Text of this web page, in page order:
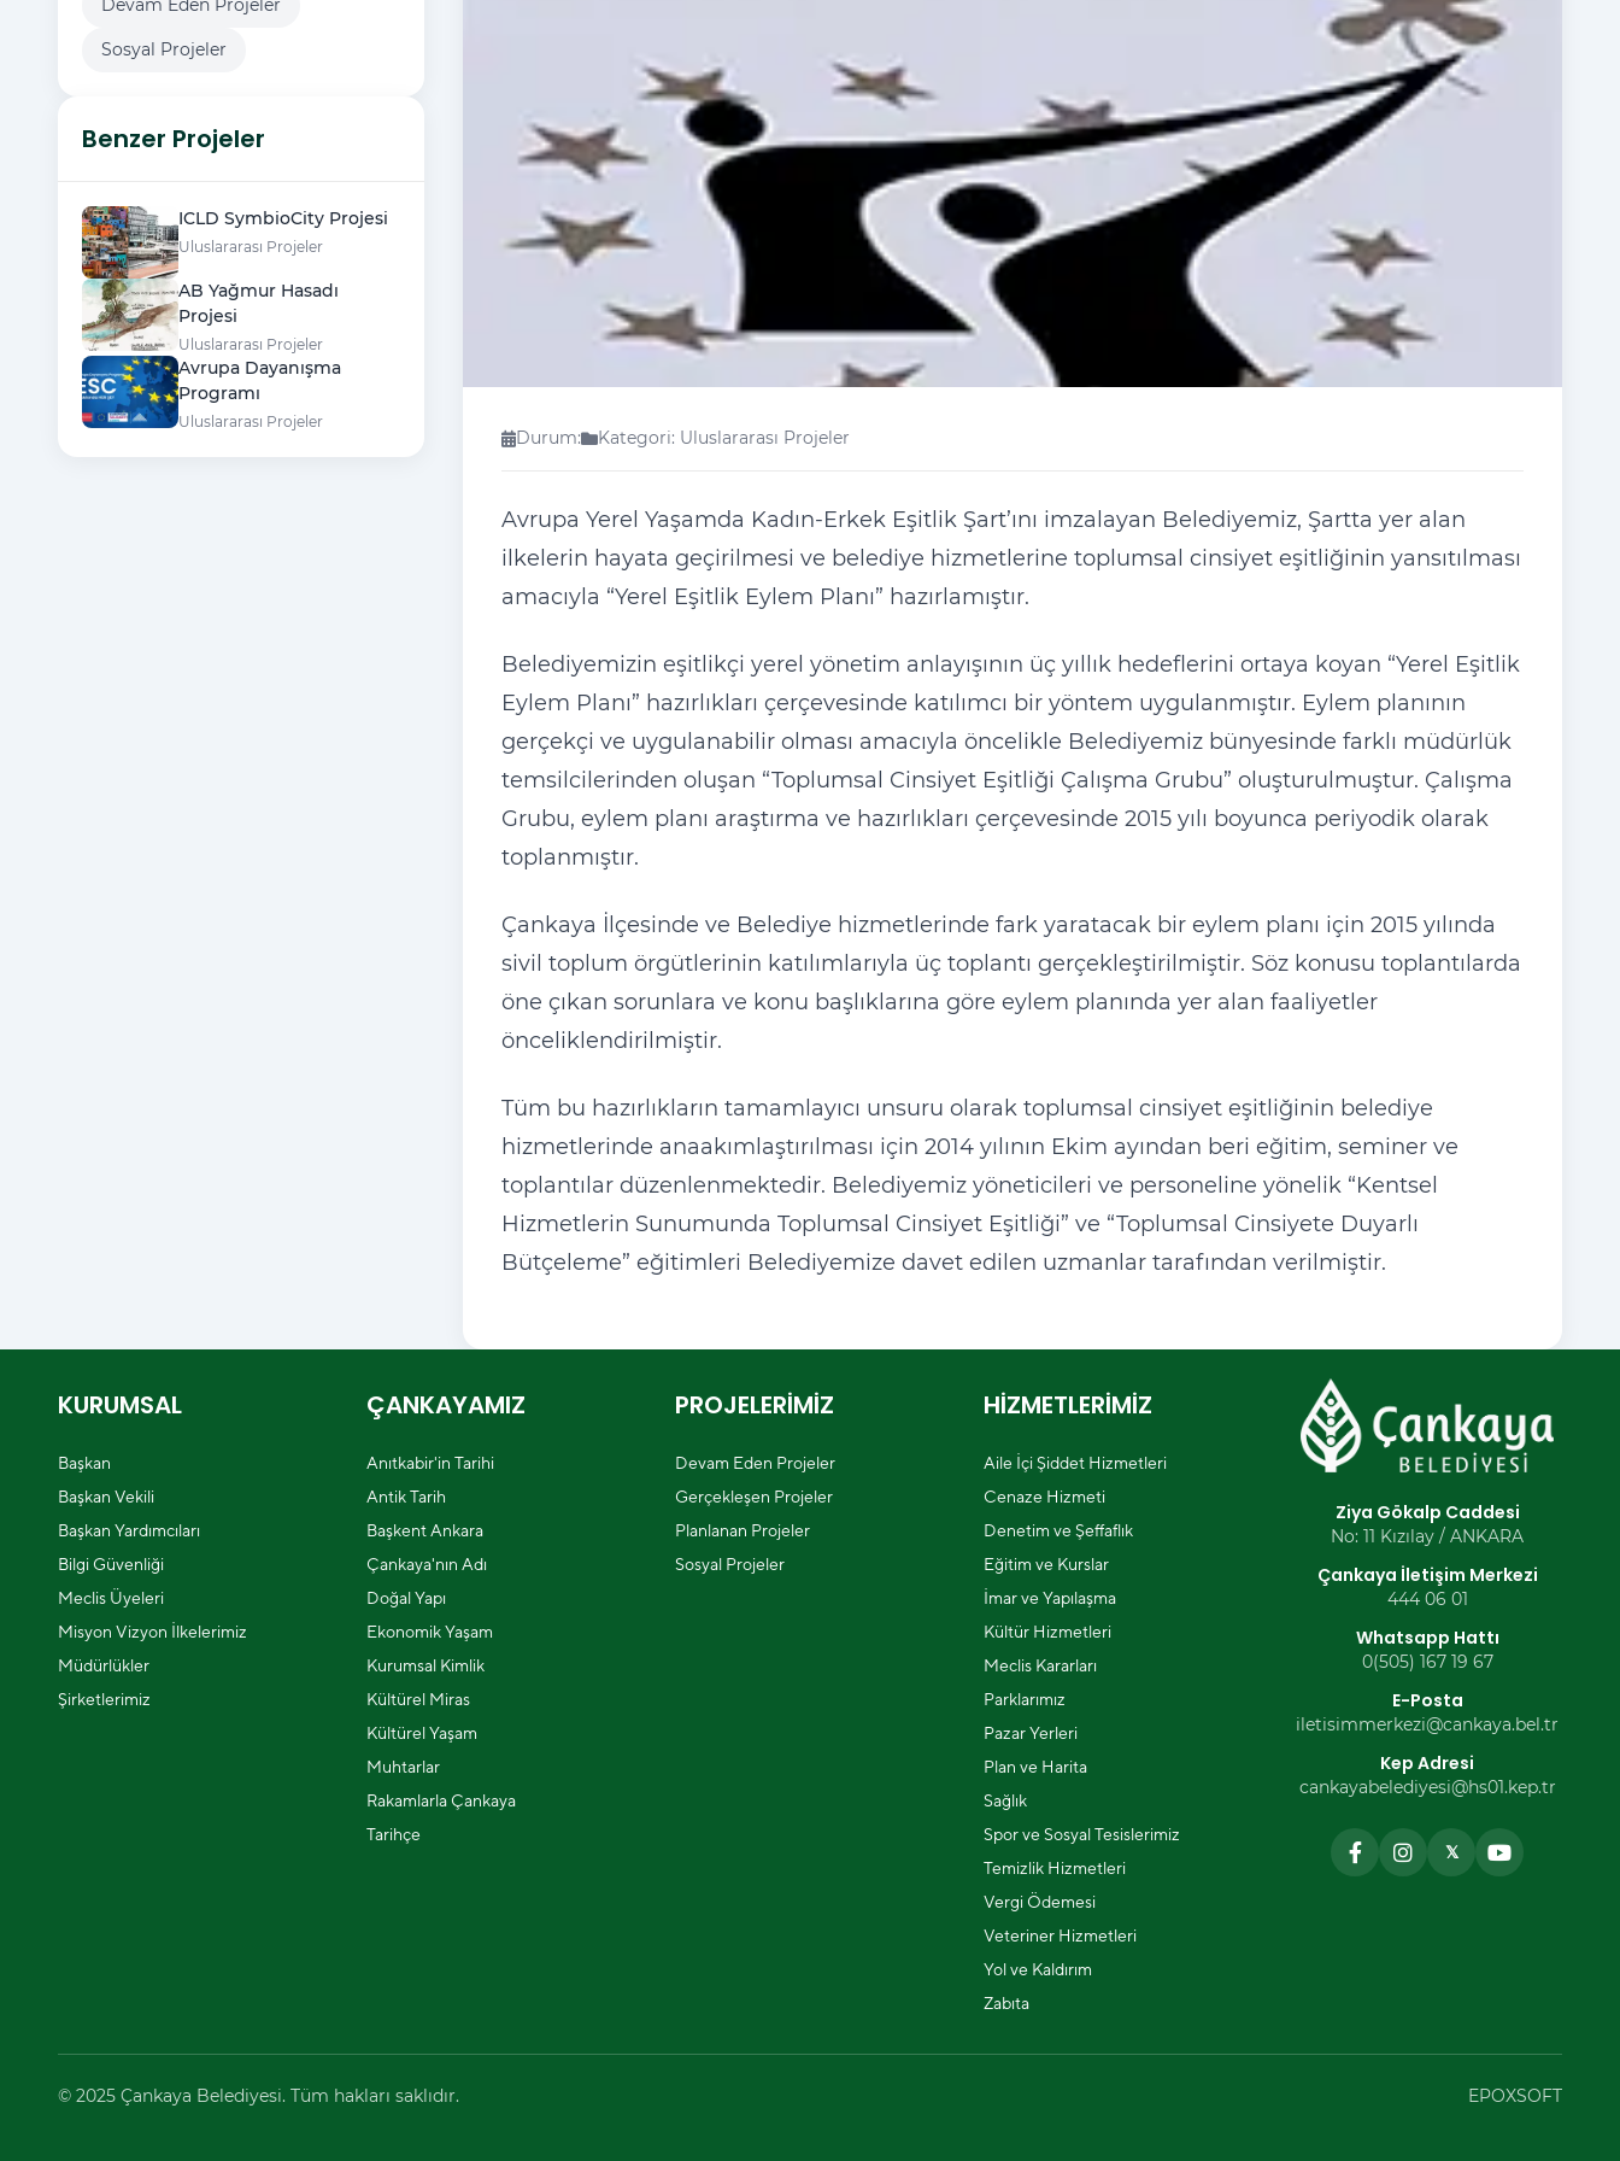
Devam Eden Projeler
Sosyal Projeler
Benzer Projeler
ICLD SymbioCity Projesi
Uluslararası Projeler
AB Yağmur Hasadı
Projesi
Uluslararası Projeler
Avrupa Dayanışma
Programı
Uluslararası Projeler
Durum: Kategori: Uluslararası Projeler
Avrupa Yerel Yaşamda Kadın-Erkek Eşitlik Şart’ını imzalayan Belediyemiz, Şartta yer alan
ilkelerin hayata geçirilmesi ve belediye hizmetlerine toplumsal cinsiyet eşitliğinin yansıtılması
amacıyla “Yerel Eşitlik Eylem Planı” hazırlamıştır.
Belediyemizin eşitlikçi yerel yönetim anlayışının üç yıllık hedeflerini ortaya koyan “Yerel Eşitlik
Eylem Planı” hazırlıkları çerçevesinde katılımcı bir yöntem uygulanmıştır. Eylem planının
gerçekçi ve uygulanabilir olması amacıyla öncelikle Belediyemiz bünyesinde farklı müdürlük
temsilcilerinden oluşan “Toplumsal Cinsiyet Eşitliği Çalışma Grubu” oluşturulmuştur. Çalışma
Grubu, eylem planı araştırma ve hazırlıkları çerçevesinde 2015 yılı boyunca periyodik olarak
toplanmıştır.
Çankaya İlçesinde ve Belediye hizmetlerinde fark yaratacak bir eylem planı için 2015 yılında
sivil toplum örgütlerinin katılımlarıyla üç toplantı gerçekleştirilmiştir. Söz konusu toplantılarda
öne çıkan sorunlara ve konu başlıklarına göre eylem planında yer alan faaliyetler
önceliklendirilmiştir.
Tüm bu hazırlıkların tamamlayıcı unsuru olarak toplumsal cinsiyet eşitliğinin belediye
hizmetlerinde anaakımlaştırılması için 2014 yılının Ekim ayından beri eğitim, seminer ve
toplantılar düzenlenmektedir. Belediyemiz yöneticileri ve personeline yönelik “Kentsel
Hizmetlerin Sunumunda Toplumsal Cinsiyet Eşitliği” ve “Toplumsal Cinsiyete Duyarlı
Bütçeleme” eğitimleri Belediyemize davet edilen uzmanlar tarafından verilmiştir.
KURUMSAL
Başkan
Başkan Vekili
Başkan Yardımcıları
Bilgi Güvenliği
Meclis Üyeleri
Misyon Vizyon İlkelerimiz
Müdürlükler
Şirketlerimiz
ÇANKAYAMIZ
Anıtkabir'in Tarihi
Antik Tarih
Başkent Ankara
Çankaya'nın Adı
Doğal Yapı
Ekonomik Yaşam
Kurumsal Kimlik
Kültürel Miras
Kültürel Yaşam
Muhtarlar
Rakamlarla Çankaya
Tarihçe
PROJELERİMİZ
Devam Eden Projeler
Gerçekleşen Projeler
Planlanan Projeler
Sosyal Projeler
HİZMETLERİMİZ
Aile İçi Şiddet Hizmetleri
Cenaze Hizmeti
Denetim ve Şeffaflık
Eğitim ve Kurslar
İmar ve Yapılaşma
Kültür Hizmetleri
Meclis Kararları
Parklarımız
Pazar Yerleri
Plan ve Harita
Sağlık
Spor ve Sosyal Tesislerimiz
Temizlik Hizmetleri
Vergi Ödemesi
Veteriner Hizmetleri
Yol ve Kaldırım
Zabıta
Ziya Gökalp Caddesi
No: 11 Kızılay / ANKARA
Çankaya İletişim Merkezi
444 06 01
Whatsapp Hattı
0(505) 167 19 67
E-Posta
iletisimmerkezi@cankaya.bel.tr
Kep Adresi
cankayabelediyesi@hs01.kep.tr
𝕏
© 2025 Çankaya Belediyesi. Tüm hakları saklıdır. EPOXSOFT